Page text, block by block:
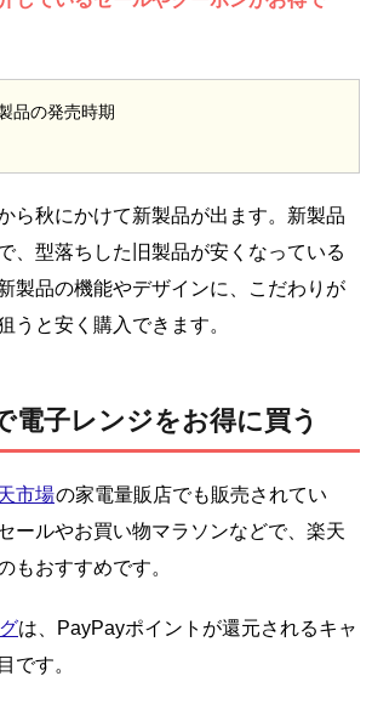
品の発売時期
ら秋にかけて新製品が出ます。新製品
、型落ちした旧製品が安くなっている
製品の機能やデザインに、こだわりが
うと安く購入できます。
電子レンジをお得に買う
市場の家電量販店でも販売されてい
ールやお買い物マラソンなどで、楽天
もおすすめです。
は、PayPayポイントが還元されるキャ
です。